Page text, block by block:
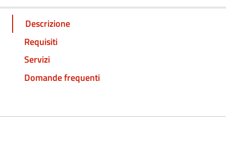
Descrizione
Requisiti
Servizi
Domande frequenti